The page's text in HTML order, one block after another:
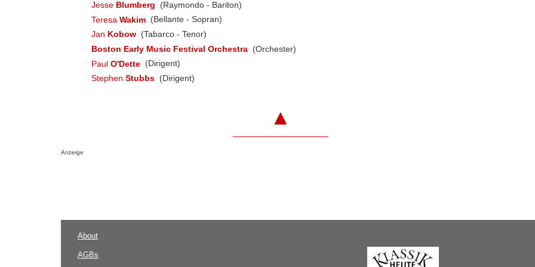
Jesse Blumberg
(Raymondo - Bariton)
Teresa Wakim (Bellante - Sopran)
Jan Kobow (Tabarco - Tenor)
Boston Early Music Festival Orchestra (Orchester)
Paul O'Dette (Dirigent)
Stephen Stubbs (Dirigent)
▲
Anzeige
About
AGBs